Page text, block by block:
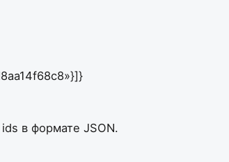
в формате JSON.